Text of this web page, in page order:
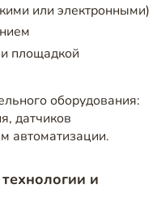
или электронными)
площадкой
оборудования:
датчиков
автоматизации.
и